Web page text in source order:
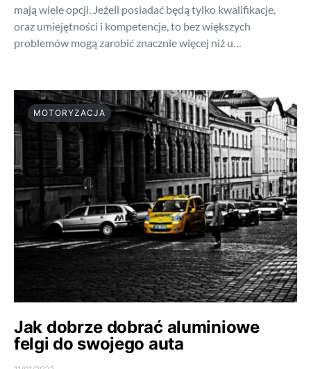
mają wiele opcji. Jeżeli posiadać będą tylko kwalifikacje,
oraz umiejętności i kompetencje, to bez większych
problemów mogą zarobić znacznie więcej niż u…
MOTORYZACJA
Jak dobrze dobrać aluminiowe
felgi do swojego auta